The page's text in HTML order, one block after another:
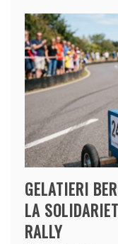
GELATIERI
LA
RALLY